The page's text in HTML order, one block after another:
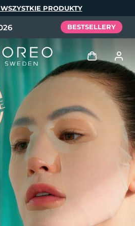
PRODUKTY
BESTSELLERY
Zaloguj
Profil użytkownika
Moje urządzenia
Moje zamówienia
Moje subskrypcje
Tech Elixir
Set
Español
Português
Русский
中文 繁體中文